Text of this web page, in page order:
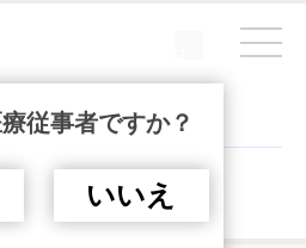
ています。
従事者ですか？
いいえ